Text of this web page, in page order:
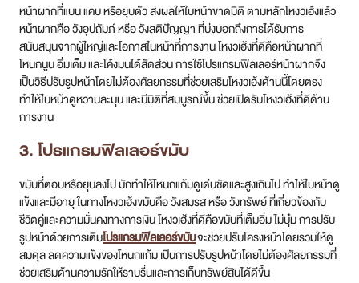
หน้าผากที่แบน แคบ หรือยุบตัว ส่งผลให้ใบหน้าขาดมิติ ตามหลักโหงวเฮ้งแล้ว
หน้าผากคือ วังอุปถัมภ์ หรือ วังสติปัญญา ที่บ่งบอกถึงการได้รับการ
สนับสนุนจากผู้ใหญ่และโอกาสในหน้าที่การงาน โหงวเฮ้งที่ดีคือหน้าผากที่
โหนกนูน อิ่มเต็ม และโค้งมนได้สัดส่วน การใช้โปรแกรมฟิลเลอร์หน้าผากจึง
เป็นวิธีปรับรูปหน้าโดยไม่ต้องศัลยกรรมที่ช่วยเสริมโหงวเฮ้งด้านนี้โดยตรง
ทำให้ใบหน้าดูหวานละมุน และมีมิติที่สมบูรณ์ขึ้น ช่วยเปิดรับโหงวเฮ้งที่ดีด้าน
การงาน
3. โปรแกรมฟิลเลอร์ขมับ
ขมับที่ตอบหรือยุบลงไป มักทำให้โหนกแก้มดูเด่นชัดและสูงเกินไป ทำให้ใบหน้าดู
แข็งและมีอายุ ในทางโหงวเฮ้งขมับคือ วังสมรส หรือ วังทรัพย์ ที่เกี่ยวข้องกับ
ชีวิตคู่และความมั่นคงทางการเงิน โหงวเฮ้งที่ดีคือขมับที่เต็มอิ่ม ไม่บุ๋ม การปรับ
รูปหน้าด้วยการเติมโปรแกรมฟิลเลอร์ขมับจะช่วยปรับโครงหน้าโดยรวมให้ดู
สมดุล ลดความแข็งของโหนกแก้ม เป็นการปรับรูปหน้าโดยไม่ต้องศัลยกรรมที่
ช่วยเสริมด้านความรักให้ราบรื่นและการเก็บทรัพย์สินได้ดีขึ้น